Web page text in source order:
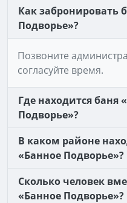
Как забронировать
Подворье»?
Позвоните
согласуйте время.
Где находится баня
Подворье»?
В каком районе
«Банное Подворье»?
Сколько человек
«Банное Подворье»?